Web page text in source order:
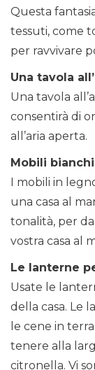
Questa
tessuti, come
per ravvivare
Una tavola
Una tavola
consentirà di
all’aria aperta.
Mobili
I mobili in
una casa al
tonalità, per
vostra casa al
Le lanterne
Usate le
della casa. Le
le cene in
tenere alla
citronella. Vi